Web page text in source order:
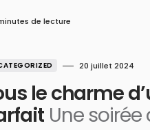
de lecture
20 juillet 2024
le charme
Une soirée